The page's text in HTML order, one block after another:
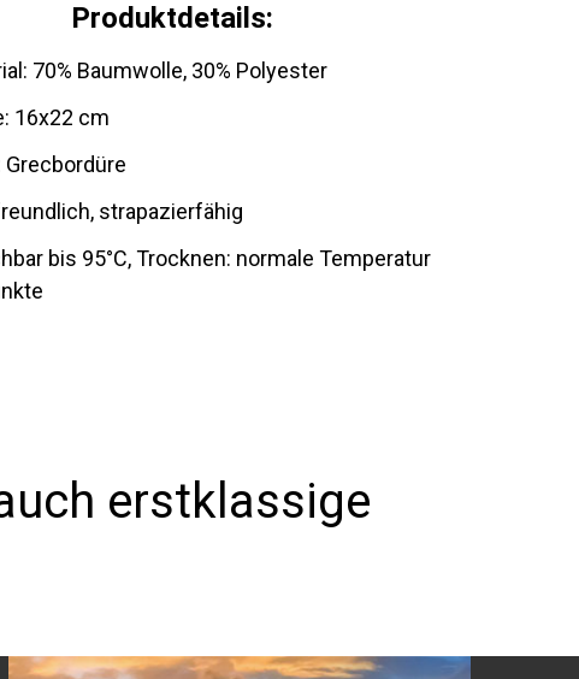
Produktdetails:
70% Baumwolle, 30% Polyester
16x22 cm
Grecbordüre
strapazierfähig
bis 95°C, Trocknen: normale Temperatur
erstklassige